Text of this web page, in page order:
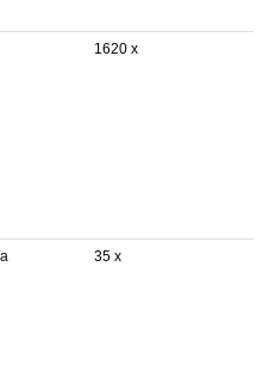
1620 x
35 x